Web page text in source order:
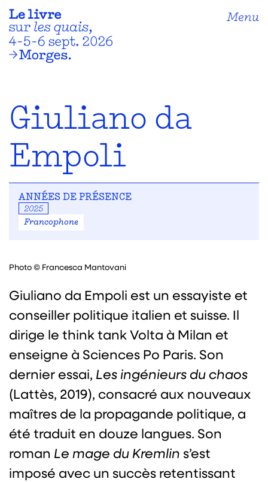
Menu
Giuliano da
Empoli
ANNÉES DE PRÉSENCE
2025
Francophone
Photo © Francesca Mantovani
Giuliano da Empoli est un essayiste et
conseiller politique italien et suisse. Il
dirige le think tank Volta à Milan et
enseigne à Sciences Po Paris. Son
dernier essai, Les ingénieurs du chaos
(Lattès, 2019), consacré aux nouveaux
maîtres de la propagande politique, a
été traduit en douze langues. Son
roman Le mage du Kremlin s’est
imposé avec un succès retentissant